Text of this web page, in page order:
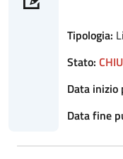
Tipologia:
Stato:
Data inizio
Data fine